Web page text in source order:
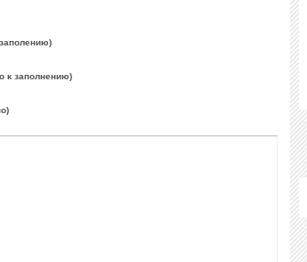
к заполнению)